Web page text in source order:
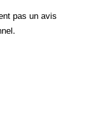
pas un avis